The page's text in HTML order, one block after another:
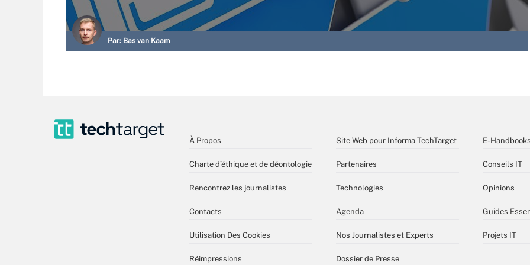
Par: Bas van Kaam
À Propos
Charte d’éthique et de déontologie
Rencontrez les journalistes
Contacts
Utilisation Des Cookies
Réimpressions
Site Web pour Informa TechTarget
Partenaires
Technologies
Agenda
Nos Journalistes et Experts
Dossier de Presse
E-Handbooks
Conseils IT
Opinions
Guides
Projets IT